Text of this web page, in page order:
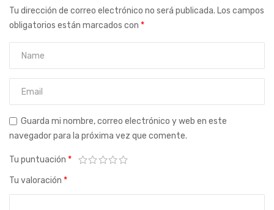
Tu dirección de correo electrónico no será publicada. Los campos
obligatorios están marcados con *
Guarda mi nombre, correo electrónico y web en este
navegador para la próxima vez que comente.
Tu puntuación *
Tu valoración *